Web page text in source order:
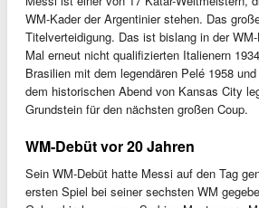
WM-Kader der Argentinier stehen. Das
Titelverteidigung. Das ist bislang in der
Mal erneut nicht qualifizierten Italienern
Brasilien mit dem legendären Pelé 1958
dem historischen Abend von Kansas City
Grundstein für den nächsten großen Coup.
WM-Debüt vor 20 Jahren
Sein WM-Debüt hatte Messi auf den Tag
ersten Spiel bei seiner sechsten WM